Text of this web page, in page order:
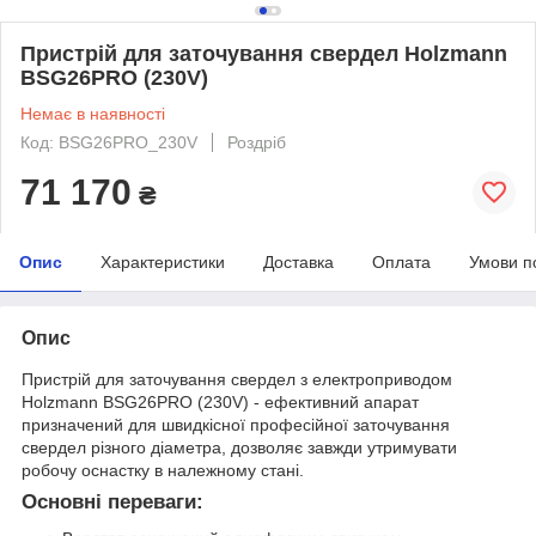
Пристрій для заточування свердел Holzmann
BSG26PRO (230V)
Немає в наявності
Код: BSG26PRO_230V
Роздріб
71 170 ₴
Опис Характеристики Доставка Оплата Умови
Опис
Пристрій для заточування свердел з електроприводом
Holzmann BSG26PRO (230V) - ефективний апарат
призначений для швидкісної професійної заточування
свердел різного діаметра, дозволяє завжди утримувати
робочу оснастку в належному стані.
Основні переваги: